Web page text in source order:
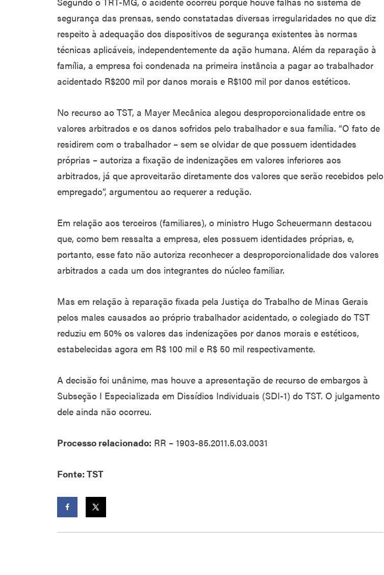
segurança das prensas, sendo constatadas diversas irregularidades no que diz
respeito à adequação dos dispositivos de segurança existentes às normas
técnicas aplicáveis, independentemente da ação humana. Além da reparação à
família, a empresa foi condenada na primeira instância a pagar ao trabalhador
acidentado R$200 mil por danos morais e R$100 mil por danos estéticos.
No recurso ao TST, a Mayer Mecânica alegou desproporcionalidade entre os
valores arbitrados e os danos sofridos pelo trabalhador e sua família. “O fato de
residirem com o trabalhador – sem se olvidar de que possuem identidades
próprias – autoriza a fixação de indenizações em valores inferiores aos
arbitrados, já que aproveitarão diretamente dos valores que serão recebidos pelo
empregado”, argumentou ao requerer a redução.
Em relação aos terceiros (familiares), o ministro Hugo Scheuermann destacou
que, como bem ressalta a empresa, eles possuem identidades próprias, e,
portanto, esse fato não autoriza reconhecer a desproporcionalidade dos valores
arbitrados a cada um dos integrantes do núcleo familiar.
Mas em relação à reparação fixada pela Justiça do Trabalho de Minas Gerais
pelos males causados ao próprio trabalhador acidentado, o colegiado do TST
reduziu em 50% os valores das indenizações por danos morais e estéticos,
estabelecidas agora em R$ 100 mil e R$ 50 mil respectivamente.
A decisão foi unânime, mas houve a apresentação de recurso de embargos à
Subseção I Especializada em Dissídios Individuais (SDI-1) do TST. O julgamento
dele ainda não ocorreu.
Processo relacionado: RR – 1903-85.2011.5.03.0031
Fonte: TST